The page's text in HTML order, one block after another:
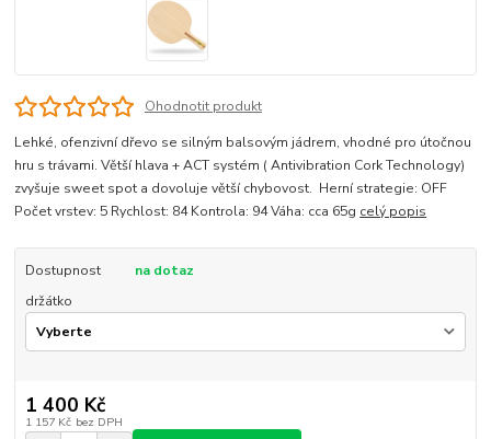
Ohodnotit produkt
Lehké, ofenzivní dřevo se silným balsovým jádrem, vhodné pro útočnou
hru s trávami. Větší hlava + ACT systém ( Antivibration Cork Technology)
zvyšuje sweet spot a dovoluje větší chybovost. Herní strategie: OFF
Počet vrstev: 5 Rychlost: 84 Kontrola: 94 Váha: cca 65g celý popis
Dostupnost
na dotaz
držátko
1 400 Kč
1 157 Kč bez DPH